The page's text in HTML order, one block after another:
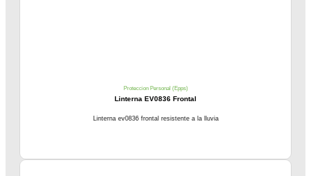
Proteccion Personal (Epps)
Linterna EV0836 Frontal
Linterna ev0836 frontal resistente a la lluvia